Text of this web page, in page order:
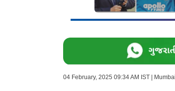
04 February, 2025 09:34 AM IST |